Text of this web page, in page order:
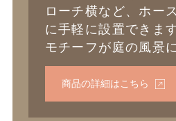
ローチ横など、ホー
に手軽に設置できま
モチーフが庭の風景
商品の詳細はこちら